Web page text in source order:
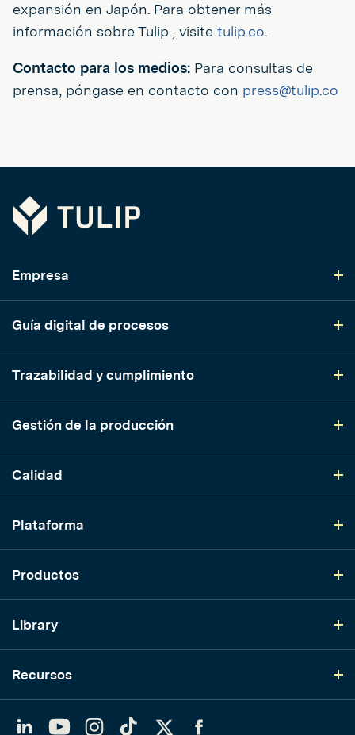
expansión en Japón. Para obtener más
información sobre Tulip , visite tulip.co.
Contacto para los medios: Para consultas de
prensa, póngase en contacto con press@tulip.co
Tulip
Empresa
Guía digital de procesos
Trazabilidad y cumplimiento
Gestión de la producción
Calidad
Plataforma
Productos
Library
Recursos
YouTubeInstagram
TikTok